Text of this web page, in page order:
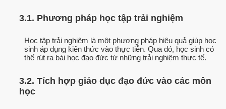
3.1. Phương pháp học tập trải nghiệm
Học tập trải nghiệm là một phương pháp hiệu quả giúp học
sinh áp dụng kiến thức vào thực tiễn. Qua đó, học sinh có
thể rút ra bài học đạo đức từ những trải nghiệm thực tế.
3.2. Tích hợp giáo dục đạo đức vào các môn
học